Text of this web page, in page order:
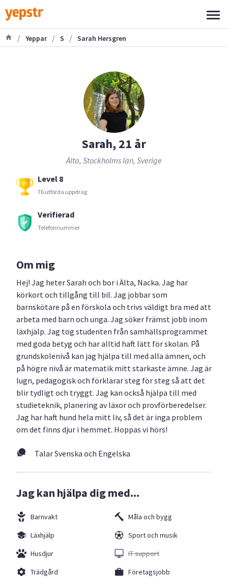
/ Yeppar / S / Sarah Hersgren
Sarah, 21 år
Älta, Stockholms län, Sverige
Level 8
76 utförda uppdrag
Verifierad
Telefonnummer
Om mig
Hej! Jag heter Sarah och bor i Älta, Nacka. Jag har
körkort och tillgång till bil. Jag jobbar som
barnskötare på en förskola och trivs väldigt bra med att
arbeta med barn och unga. Jag söker främst jobb inom
läxhjälp. Jag tog studenten från samhällsprogrammet
med goda betyg och har alltid haft lätt för skolan. På
grundskolenivå kan jag hjälpa till med alla ämnen, och
på högre nivå är matematik mitt starkaste ämne. Jag är
lugn, pedagogisk och förklarar steg för steg så att det
blir tydligt och tryggt. Jag kan också hjälpa till med
studieteknik, planering av läxor och provförberedelser.
Jag har haft hund hela mitt liv, så det är inga problem
om det finns djur i hemmet. Hoppas vi hörs!
Talar Svenska och Engelska
Jag kan hjälpa dig med...
Barnvakt
Läxhjälp
Husdjur
Trädgård
Måla och bygg
Sport och musik
IT support
Företagsjobb